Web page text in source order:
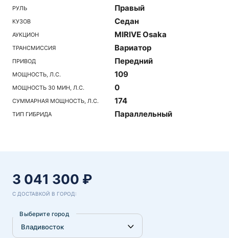
РУЛЬ Правый
КУЗОВ Седан
АУКЦИОН MIRIVE Osaka
ТРАНСМИССИЯ Вариатор
ПРИВОД Передний
МОЩНОСТЬ, Л.С. 109
МОЩНОСТЬ 30 МИН, Л.С. 0
СУММАРНАЯ МОЩНОСТЬ, Л.С. 174
ТИП ГИБРИДА Параллельный
3 041 300 ₽
С ДОСТАВКОЙ В ГОРОД:
Выберите город